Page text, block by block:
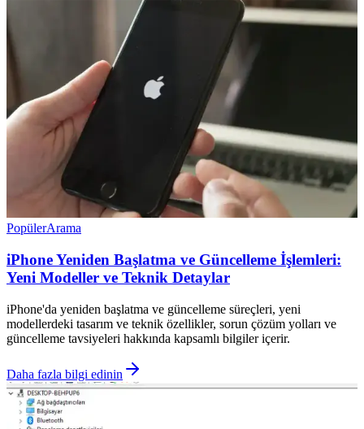
PopülerArama
iPhone Yeniden Başlatma ve Güncelleme İşlemleri:
Yeni Modeller ve Teknik Detaylar
iPhone'da yeniden başlatma ve güncelleme süreçleri, yeni
modellerdeki tasarım ve teknik özellikler, sorun çözüm yolları ve
güncelleme tavsiyeleri hakkında kapsamlı bilgiler içerir.
Daha fazla bilgi edinin